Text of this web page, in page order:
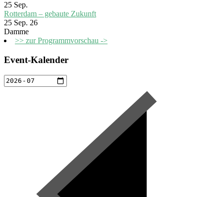
25 Sep.
Rotterdam – gebaute Zukunft
25 Sep. 26
Damme
>> zur Programmvorschau ->
Event-Kalender